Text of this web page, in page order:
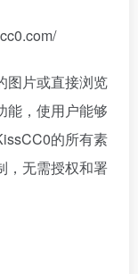
图片或直接浏览
能，使用户能够
的所有素
，无需授权和署